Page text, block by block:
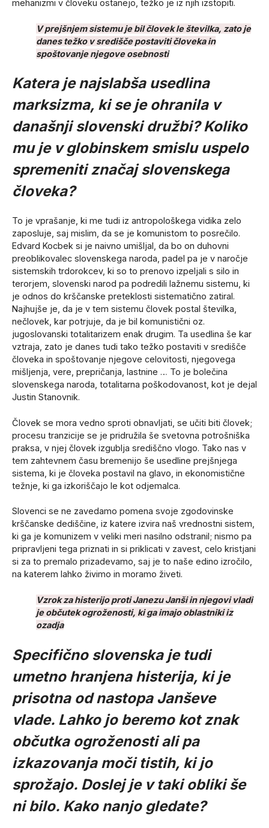
mehanizmi v človeku ostanejo, težko je iz njih izstopiti.
V prejšnjem sistemu je bil človek le številka, zato je
danes težko v središče postaviti človeka in
spoštovanje njegove osebnosti
Katera je najslabša usedlina
marksizma, ki se je ohranila v
današnji slovenski družbi? Koliko
mu je v globinskem smislu uspelo
spremeniti značaj slovenskega
človeka?
To je vprašanje, ki me tudi iz antropološkega vidika zelo
zaposluje, saj mislim, da se je komunistom to posrečilo.
Edvard Kocbek si je naivno umišljal, da bo on duhovni
preoblikovalec slovenskega naroda, padel pa je v naročje
sistemskih trdorokcev, ki so to prenovo izpeljali s silo in
terorjem, slovenski narod pa podredili lažnemu sistemu, ki
je odnos do krščanske preteklosti sistematično zatiral.
Najhujše je, da je v tem sistemu človek postal številka,
nečlovek, kar potrjuje, da je bil komunistični oz.
jugoslovanski totalitarizem enak drugim. Ta usedlina še kar
vztraja, zato je danes tudi tako težko postaviti v središče
človeka in spoštovanje njegove celovitosti, njegovega
mišljenja, vere, prepričanja, lastnine … To je bolečina
slovenskega naroda, totalitarna poškodovanost, kot je dejal
Justin Stanovnik.
Človek se mora vedno sproti obnavljati, se učiti biti človek;
procesu tranzicije se je pridružila še svetovna potrošniška
praksa, v njej človek izgublja središčno vlogo. Tako nas v
tem zahtevnem času bremenijo še usedline prejšnjega
sistema, ki je človeka postavil na glavo, in ekonomistične
težnje, ki ga izkoriščajo le kot odjemalca.
Slovenci se ne zavedamo pomena svoje zgodovinske
krščanske dediščine, iz katere izvira naš vrednostni sistem,
ki ga je komunizem v veliki meri nasilno odstranil; nismo pa
pripravljeni tega priznati in si priklicati v zavest, celo kristjani
si za to premalo prizadevamo, saj je to naše edino izročilo,
na katerem lahko živimo in moramo živeti.
Vzrok za histerijo proti Janezu Janši in njegovi vladi
je občutek ogroženosti, ki ga imajo oblastniki iz
ozadja
Specifično slovenska je tudi
umetno hranjena histerija, ki je
prisotna od nastopa Janševe
vlade. Lahko jo beremo kot znak
občutka ogroženosti ali pa
izkazovanja moči tistih, ki jo
sprožajo. Doslej je v taki obliki še
ni bilo. Kako nanjo gledate?